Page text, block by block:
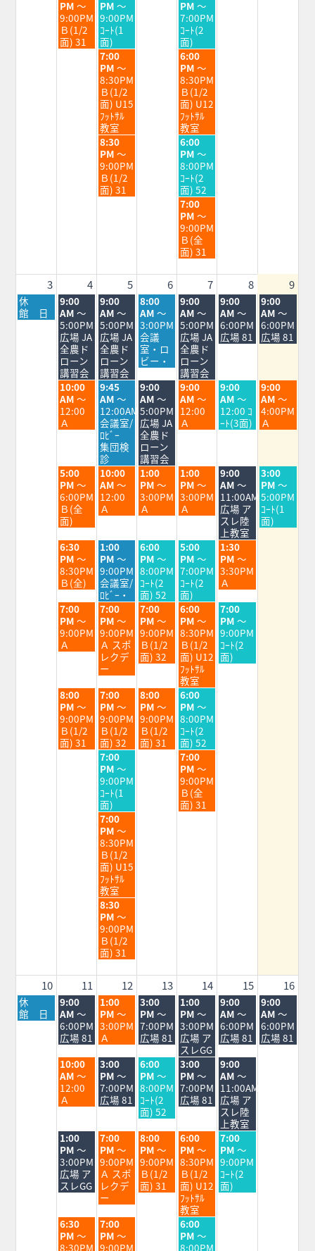
曜
日,
7
月
28th
PM ～
9:00PM
Ｂ(1/2
面) 31
曜
日,
7
月
29th
2026
PM ～
9:00PM
ｺｰﾄ(1
面)
曜
日,
7
月
31st
2026
PM ～
7:00PM
ｺｰﾄ(2
面)
水
曜
日,
7
月
29th
2026
7:00
PM ～
8:30PM
Ｂ(1/2
面) U15
ﾌｯﾄｻﾙ
教室
金
曜
日,
7
月
31st
2026
6:00
PM ～
8:30PM
Ｂ(1/2
面) U12
ﾌｯﾄｻﾙ
教室
水
曜
日,
7
月
29th
8:30
PM ～
9:00PM
Ｂ(1/2
面) 31
金
曜
日,
7
月
31st
2026
6:00
PM ～
8:00PM
ｺｰﾄ(2
面) 52
金
曜
日,
7
月
31st
2026
7:00
PM ～
9:00PM
Ｂ(全
面) 31
3 4 5 6 7 8 9
月
曜
日,
休
館 日
火
曜
日,
8
月
4th
2026
9:00
AM ～
5:00PM
広場 JA
全農ド
ローン
講習会
水
曜
日,
8
月
5th
2026
9:00
AM ～
5:00PM
広場 JA
全農ド
ローン
講習会
木
曜
日,
8
月
6th
2026
8:00
AM ～
3:00PM
会議
室・ロ
ビー・
金
曜
日,
8
月
7th
2026
9:00
AM ～
5:00PM
広場 JA
全農ド
ローン
講習会
土
曜
日,
8
月
9:00
AM ～
6:00PM
広場 81
日
曜
日,
8
月
9:00
AM ～
6:00PM
広場 81
火
曜
日,
8
月
10:00
AM ～
12:00
Ａ
水
曜
日,
8
月
5th
2026
9:45
AM ～
12:00AM
会議室/
ﾛﾋﾞｰ
集団検
診
木
曜
日,
8
月
6th
2026
9:00
AM ～
5:00PM
広場 JA
全農ド
ローン
講習会
金
曜
日,
8
月
9:00
AM ～
12:00
Ａ
土
曜
日,
8
月
9:00
AM ～
12:00 ｺ
ｰﾄ(3面)
日
曜
日,
8
月
9:00
AM ～
4:00PM
Ａ
火
曜
日,
8
月
4th
2026
5:00
PM ～
6:00PM
Ｂ(全
面)
水
曜
日,
8
月
2026
10:00
AM ～
12:00
Ａ
木
曜
日,
8
月
2026
1:00
PM ～
3:00PM
Ａ
金
曜
日,
8
月
2026
1:00
PM ～
3:00PM
Ａ
土
曜
日,
8
月
8th
2026
9:00
AM ～
11:00AM
広場 ア
スレ陸
上教室
日
曜
日,
8
月
9th
3:00
PM ～
5:00PM
ｺｰﾄ(1
面)
火
曜
日,
8
月
4th
2026
6:30
PM ～
8:30PM
Ｂ(全)
水
曜
日,
8
月
5th
2026
1:00
PM ～
9:00PM
会議室/
ﾛﾋﾞｰ・
木
曜
日,
8
月
6th
2026
6:00
PM ～
8:00PM
ｺｰﾄ(2
面) 52
金
曜
日,
8
月
7th
2026
5:00
PM ～
7:00PM
ｺｰﾄ(2
面)
土
曜
日,
8
月
8th
2026
1:30
PM ～
3:30PM
Ａ
火
曜
日,
8
月
7:00
PM ～
9:00PM
Ａ
水
曜
日,
8
月
5th
2026
7:00
PM ～
9:00PM
Ａ スポ
レクデ
ー
木
曜
日,
8
月
6th
7:00
PM ～
9:00PM
Ｂ(1/2
面) 32
金
曜
日,
8
月
7th
2026
6:00
PM ～
8:30PM
Ｂ(1/2
面) U12
ﾌｯﾄｻﾙ
教室
土
曜
日,
8
月
8th
7:00
PM ～
9:00PM
ｺｰﾄ(2
面)
火
曜
日,
8
月
4th
8:00
PM ～
9:00PM
Ｂ(1/2
面) 31
水
曜
日,
8
月
5th
2026
7:00
PM ～
9:00PM
Ｂ(1/2
面) 32
木
曜
日,
8
月
6th
8:00
PM ～
9:00PM
Ｂ(1/2
面) 31
金
曜
日,
8
月
7th
2026
6:00
PM ～
8:00PM
ｺｰﾄ(2
面) 52
水
曜
日,
8
月
5th
2026
7:00
PM ～
9:00PM
ｺｰﾄ(1
面)
金
曜
日,
8
月
7th
7:00
PM ～
9:00PM
Ｂ(全
面) 31
水
曜
日,
8
月
5th
2026
7:00
PM ～
8:30PM
Ｂ(1/2
面) U15
ﾌｯﾄｻﾙ
教室
水
曜
日,
8
月
5th
2026
8:30
PM ～
9:00PM
Ｂ(1/2
面) 31
10 11 12 13 14 15 16
月
曜
日,
休
館 日
火
曜
日,
8
月
11th
2026
9:00
AM ～
6:00PM
広場 81
水
曜
日,
8
月
12th
2026
1:00
PM ～
3:00PM
Ａ
木
曜
日,
8
月
13th
2026
3:00
PM ～
7:00PM
広場 81
金
曜
日,
8
月
14th
2026
1:00
PM ～
3:00PM
広場 ア
スレGG
土
曜
日,
8
月
15th
2026
9:00
AM ～
6:00PM
広場 81
日
曜
日,
8
月
9:00
AM ～
6:00PM
広場 81
火
曜
日,
8
月
2026
10:00
AM ～
12:00
Ａ
水
曜
日,
8
月
2026
3:00
PM ～
7:00PM
広場 81
木
曜
日,
8
月
13th
2026
6:00
PM ～
8:00PM
ｺｰﾄ(2
面) 52
金
曜
日,
8
月
2026
3:00
PM ～
7:00PM
広場 81
土
曜
日,
8
月
15th
2026
9:00
AM ～
11:00AM
広場 ア
スレ陸
上教室
火
曜
日,
8
月
11th
1:00
PM ～
3:00PM
広場 ア
スレGG
水
曜
日,
8
月
12th
2026
7:00
PM ～
9:00PM
Ａ スポ
レクデ
ー
木
曜
日,
8
月
13th
8:00
PM ～
9:00PM
Ｂ(1/2
面) 31
金
曜
日,
8
月
14th
2026
6:00
PM ～
8:30PM
Ｂ(1/2
面) U12
ﾌｯﾄｻﾙ
教室
土
曜
日,
8
月
15th
7:00
PM ～
9:00PM
ｺｰﾄ(2
面)
火
曜
日,
6:30
PM ～
8:30PM
水
曜
日,
7:00
PM ～
9:00PM
金
曜
日,
6:00
PM ～
8:00PM